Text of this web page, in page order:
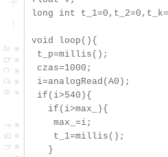
long int
void loop(){
t_p=millis();
czas=1000;
i=analogRead(A0);
if(i>540){
   if(i>max_){
    max_=i;
    t_1=millis();
   }